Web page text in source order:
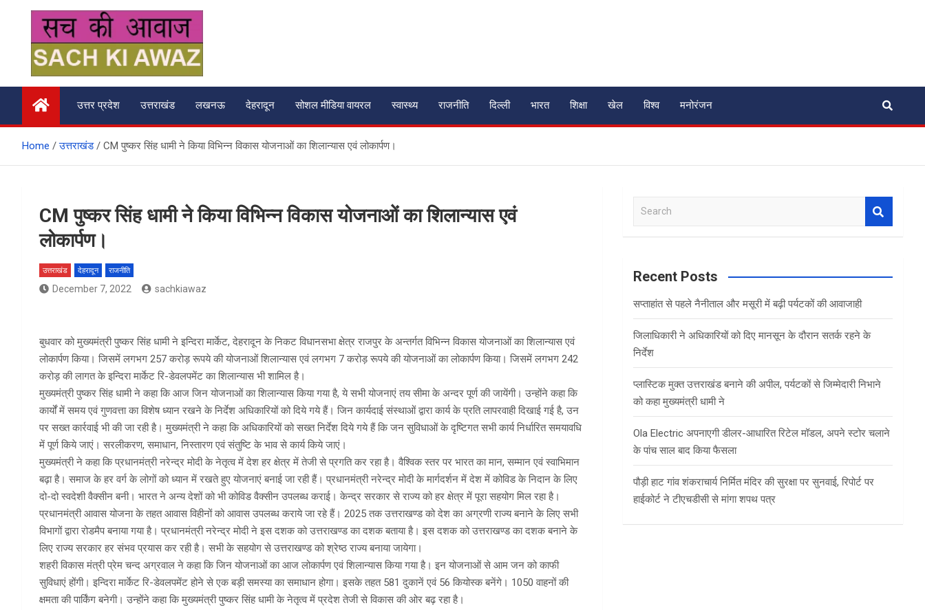
content
सच की आवाज
उत्तर प्रदेश उत्तराखंड लखनऊ देहरादून सोशल मीडिया वायरल स्वास्थ्य राजनीति दिल्ली भारत शिक्षा खेल विश्व मनोरंजन
Home उत्तराखंड CM पुष्कर सिंह धामी ने किया विभिन्न विकास योजनाओं का शिलान्यास एवं लोकार्पण।
CM पुष्कर सिंह धामी ने किया विभिन्न विकास योजनाओं का शिलान्यास एवं
लोकार्पण।
उत्तराखंड देहरादून राजनीति
December 7, 2022 sachkiawaz
बुधवार को मुख्यमंत्री पुष्कर सिंह धामी ने इन्दिरा मार्केट, देहरादून के निकट विधानसभा क्षेत्र राजपुर के अन्तर्गत विभिन्न विकास योजनाओं का शिलान्यास एवं
लोकार्पण किया। जिसमें लगभग 257 करोड़ रूपये की योजनाओं शिलान्यास एवं लगभग 7 करोड़ रूपये की योजनाओं का लोकार्पण किया। जिसमें लगभग 242
करोड़ की लागत के इन्दिरा मार्केट रि-डेवलपमेंट का शिलान्यास भी शामिल है।
मुख्यमंत्री पुष्कर सिंह धामी ने कहा कि आज जिन योजनाओं का शिलान्यास किया गया है, ये सभी योजनाएं तय सीमा के अन्दर पूर्ण की जायेंगी। उन्होंने कहा कि
कार्यों में समय एवं गुणवत्ता का विशेष ध्यान रखने के निर्देश अधिकारियों को दिये गये हैं। जिन कार्यदाई संस्थाओं द्वारा कार्य के प्रति लापरवाही दिखाई गई है, उन
पर सख्त कार्रवाई भी की जा रही है। मुख्यमंत्री ने कहा कि अधिकारियों को सख्त निर्देश दिये गये हैं कि जन सुविधाओं के दृष्टिगत सभी कार्य निर्धारित समयावधि
में पूर्ण किये जाएं। सरलीकरण, समाधान, निस्तारण एवं संतुष्टि के भाव से कार्य किये जाएं।
मुख्यमंत्री ने कहा कि प्रधानमंत्री नरेन्द्र मोदी के नेतृत्व में देश हर क्षेत्र में तेजी से प्रगति कर रहा है। वैश्विक स्तर पर भारत का मान, सम्मान एवं स्वाभिमान
बढ़ा है। समाज के हर वर्ग के लोगों को ध्यान में रखते हुए योजनाएं बनाई जा रही हैं। प्रधानमंत्री नरेन्द्र मोदी के मार्गदर्शन में देश में कोविड के निदान के लिए
दो-दो स्वदेशी वैक्सीन बनी। भारत ने अन्य देशों को भी कोविड वैक्सीन उपलब्ध कराई। केन्द्र सरकार से राज्य को हर क्षेत्र में पूरा सहयोग मिल रहा है।
प्रधानमंत्री आवास योजना के तहत आवास विहीनों को आवास उपलब्ध कराये जा रहे हैं। 2025 तक उत्तराखण्ड को देश का अग्रणी राज्य बनाने के लिए सभी
विभागों द्वारा रोडमैप बनाया गया है। प्रधानमंत्री नरेन्द्र मोदी ने इस दशक को उत्तराखण्ड का दशक बताया है। इस दशक को उत्तराखण्ड का दशक बनाने के
लिए राज्य सरकार हर संभव प्रयास कर रही है। सभी के सहयोग से उत्तराखण्ड को श्रेष्ठ राज्य बनाया जायेगा।
शहरी विकास मंत्री प्रेम चन्द अग्रवाल ने कहा कि जिन योजनाओं का आज लोकार्पण एवं शिलान्यास किया गया है। इन योजनाओं से आम जन को काफी
सुविधाएं होंगी। इन्दिरा मार्केट रि-डेवलपमेंट होने से एक बड़ी समस्या का समाधान होगा। इसके तहत 581 दुकानें एवं 56 कियोस्क बनेंगे। 1050 वाहनों की
क्षमता की पार्किंग बनेगी। उन्होंने कहा कि मुख्यमंत्री पुष्कर सिंह धामी के नेतृत्व में प्रदेश तेजी से विकास की ओर बढ़ रहा है।
a
c
Recent Posts
सप्ताहांत से पहले नैनीताल और मसूरी में बढ़ी पर्यटकों की आवाजाही
जिलाधिकारी ने अधिकारियों को दिए मानसून के दौरान सतर्क रहने के
निर्देश
प्लास्टिक मुक्त उत्तराखंड बनाने की अपील, पर्यटकों से जिम्मेदारी निभाने
को कहा मुख्यमंत्री धामी ने
Ola Electric अपनाएगी डीलर-आधारित रिटेल मॉडल, अपने स्टोर चलाने
के पांच साल बाद किया फैसला
पौड़ी हाट गांव शंकराचार्य निर्मित मंदिर की सुरक्षा पर सुनवाई, रिपोर्ट पर
हाईकोर्ट ने टीएचडीसी से मांगा शपथ पत्र